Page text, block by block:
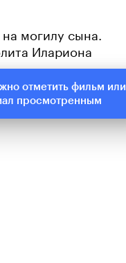
могилу сына.
Илариона
отметить фильм или
просмотренным